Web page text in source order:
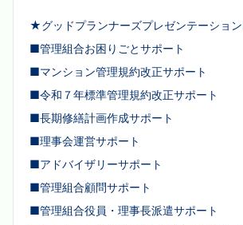
★グッドプランナーズプレゼンテーショ
■管理組合お困りごとサポート
■マンション管理規約改正サポート
■令和７年標準管理規約改正サポート
■長期修繕計画作成サポート
■理事会運営サポート
■アドバイザリーサポート
■管理組合顧問サポート
■管理組合役員・理事長派遣サポート